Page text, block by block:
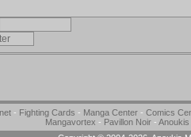
- Fighting Cards - Manga Center- Comics
Mangavortex - Pavillon Noir - Anoukis